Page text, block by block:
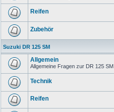
Reifen
Zubehör
Suzuki DR 125 SM
Allgemein
Allgemeine Fragen zur DR 125 SM
Technik
Reifen